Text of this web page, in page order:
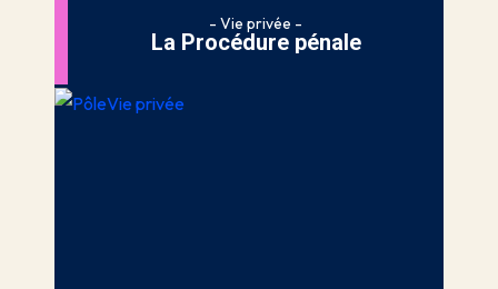
- Vie privée -
La Procédure pénale